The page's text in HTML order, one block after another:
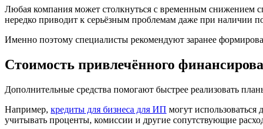
Любая компания может столкнуться с временным снижением
нередко приводит к серьёзным проблемам даже при наличии
Именно поэтому специалисты рекомендуют заранее
Стоимость привлечённого
Дополнительные средства помогают быстрее реализовать
Например, кредиты для бизнеса для ИП могут
учитывать проценты, комиссии и другие сопутствующие